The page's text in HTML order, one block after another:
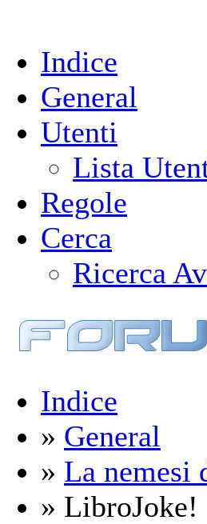
Indice
General
Utenti
Lista
Regole
Cerca
Ricerca
Indice
» General
» La nemesi
» LibroJoke!